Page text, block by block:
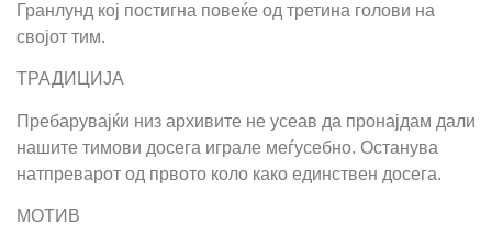
Гранлунд кој постигна повеќе од третина голови на
својот тим.
ТРАДИЦИЈА
Пребарувајќи низ архивите не усеав да пронајдам дали
нашите тимови досега играле меѓусебно. Останува
натпреварот од првото коло како единствен досега.
МОТИВ